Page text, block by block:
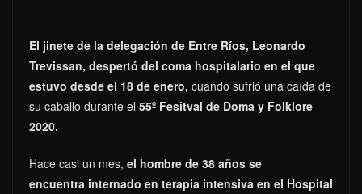
El jinete de la delegación de Entre Ríos, Leonardo
Trevissan, despertó del coma hospitalario en el que
estuvo desde el 18 de enero, cuando sufrió una caída de
su caballo durante el 55º Fesitval de Doma y Folklore
2020.
Hace casi un mes, el hombre de 38 años se
encuentra internado en terapia intensiva en el Hospital